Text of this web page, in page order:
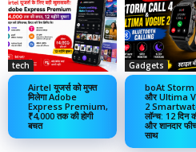
tech
Airtel यूजर्स को मुफ्त
मिलेगा Adobe
Express Premium,
₹4,000 तक की होगी
बचत
Gadgets
boAt Storm
और Ultima
2
लॉन्च: 12 दिन
और शानदार
साथ